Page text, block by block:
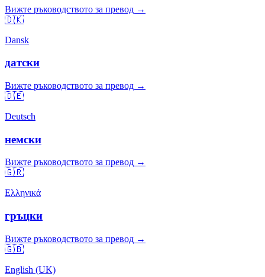
Вижте ръководството за превод →
🇩🇰
Dansk
датски
Вижте ръководството за превод →
🇩🇪
Deutsch
немски
Вижте ръководството за превод →
🇬🇷
Ελληνικά
гръцки
Вижте ръководството за превод →
🇬🇧
English (UK)